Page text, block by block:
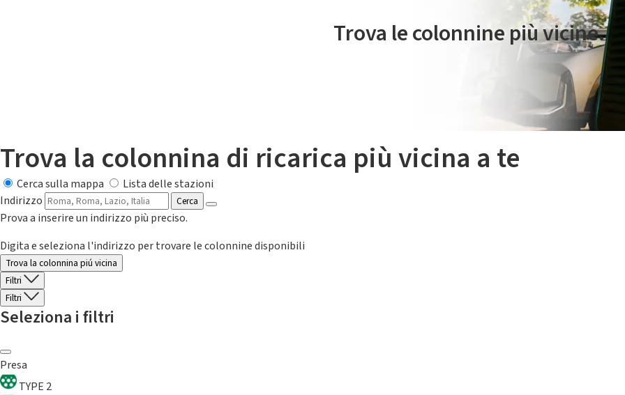
Trova le colonnine più vicine.
Trova la colonnina di ricarica più vicina a te
Cerca sulla mappa
Lista delle stazioni
Indirizzo
Cerca
Prova a inserire un indirizzo più preciso.
Digita e seleziona l'indirizzo per trovare le colonnine disponibili
Trova la colonnina piú vicina
Filtri
Filtri
Seleziona i filtri
Presa
TYPE 2